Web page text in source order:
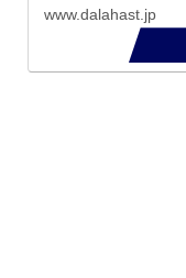
www.dalahast.jp